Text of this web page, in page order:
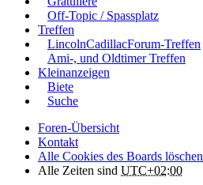
Off-Topic / Spassplatz
Treffen
LincolnCadillacForum-Treffen
Ami-, und Oldtimer Treffen
Kleinanzeigen
Biete
Suche
Foren-Übersicht
Kontakt
Alle Cookies des Boards löschen
Alle Zeiten sind UTC+02:00